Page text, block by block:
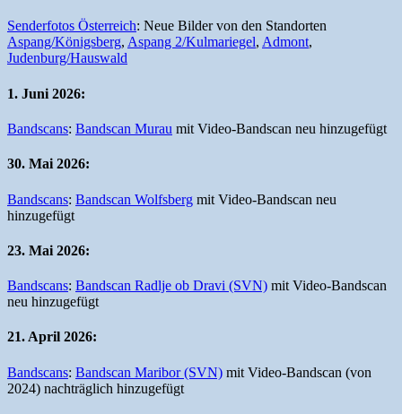
Senderfotos Österreich: Neue Bilder von den Standorten
Aspang/Königsberg, Aspang 2/Kulmariegel, Admont,
Judenburg/Hauswald
1. Juni 2026:
Bandscans: Bandscan Murau mit Video-Bandscan neu hinzugefügt
30. Mai 2026:
Bandscans: Bandscan Wolfsberg mit Video-Bandscan neu
hinzugefügt
23. Mai 2026:
Bandscans: Bandscan Radlje ob Dravi (SVN) mit Video-Bandscan
neu hinzugefügt
21. April 2026:
Bandscans: Bandscan Maribor (SVN) mit Video-Bandscan (von
2024) nachträglich hinzugefügt